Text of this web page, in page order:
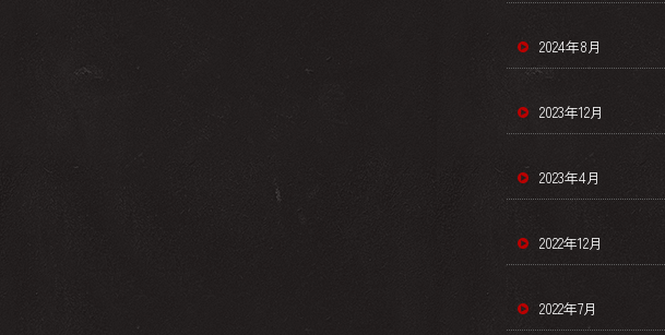
2024年8月
2023年12月
2023年4月
2022年12月
2022年7月